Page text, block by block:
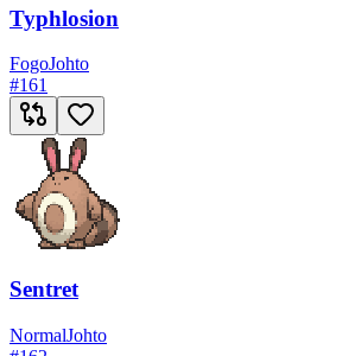
Typhlosion
FogoJohto
#161
Sentret
NormalJohto